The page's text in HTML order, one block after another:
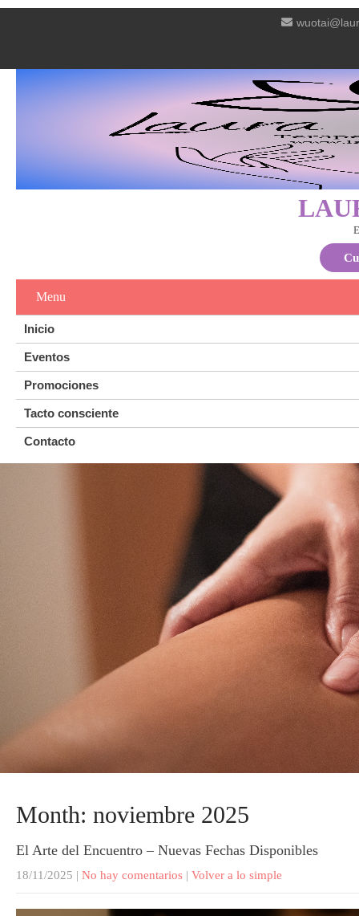
Menu
Inicio
Eventos
Promociones
Tacto consciente
Contacto
Month: noviembre 2025
El Arte del Encuentro – Nuevas Fechas Disponibles
18/11/2025 | No hay comentarios | Volver a lo simple